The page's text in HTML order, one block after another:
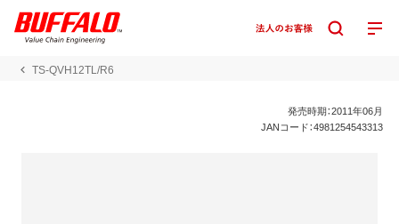
TS-QVH12TL/R6
発売時期：2011年06月
JANコード：4981254543313